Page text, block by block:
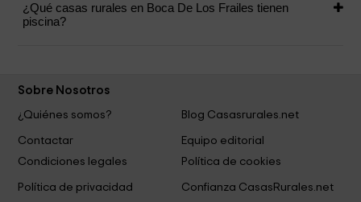
¿Qué casas rurales en Boca De Los Frailes tienen
piscina?
Sobre Nosotros
¿Quiénes somos?
Blog Casasrurales.net
Contactar
Equipo editorial
Condiciones legales
Política de cookies
Política de privacidad Confianza CasasRurales.net